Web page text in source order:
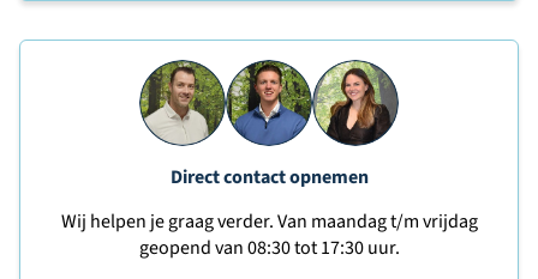
Direct contact opnemen
Wij helpen je graag verder. Van maandag t/m vrijdag
geopend van 08:30 tot 17:30 uur.